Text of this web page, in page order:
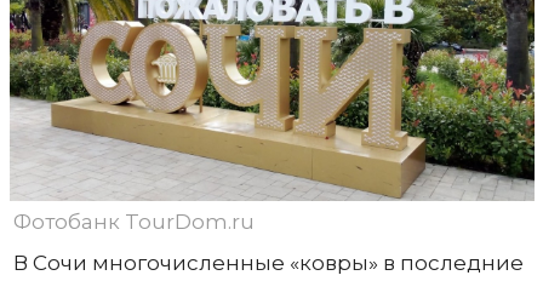
Фотобанк TourDom.ru
В Сочи многочисленные «ковры» в последние